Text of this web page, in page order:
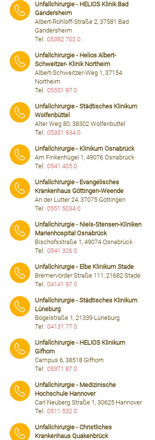
Unfallchirurgie - HELIOS Klinik Bad
Gandersheim
Albert-Rohloff-Straße 2, 37581 Bad
Gandersheim
Tel: 05382 702 0
Unfallchirurgie - Helios Albert-
Schweitzer- Klinik Northeim
Albert-Schweitzer-Weg 1, 37154
Northeim
Tel: 05551 97 0
Unfallchirurgie - Städtisches Klinikum
Wolfenbüttel
Alter Weg 80, 38302 Wolfenbüttel
Tel: 05331 934 0
Unfallchirurgie - Klinikum Osnabrück
Am Finkenhügel 1, 49076 Osnabrück
Tel: 0541 405 0
Unfallchirurgie - Evangelisches
Krankenhaus Göttingen-Weende
An der Lutter 24, 37075 Göttingen
Tel: 0551 5034 0
Unfallchirurgie - Niels-Stensen-Kliniken
Marienhospital Osnabrück
Bischofsstraße 1, 49074 Osnabrück
Tel: 0541 326 0
Unfallchirurgie - Elbe Klinikum Stade
Bremervörder Straße 111, 21682 Stade
Tel: 04141 97 0
Unfallchirurgie - Städtisches Klinikum
Lüneburg
Bögelstraße 1, 21339 Lüneburg
Tel: 04131 77 0
Unfallchirurgie - HELIOS Klinikum
Gifhorn
Campus 6, 38518 Gifhorn
Tel: 05371 87 0
Unfallchirurgie - Medizinische
Hochschule Hannover
Carl Neuberg Straße 1, 30625 Hannover
Tel: 0511 532 0
Unfallchirurgie - Christliches
Krankenhaus Quakenbrück